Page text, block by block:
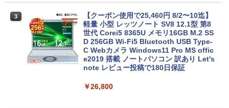
3
【クーポン使用で25,460円 8/2〜10迄】
軽量 小型 レッツノート SV8 12.1型 第8
世代 Corei5 8365U メモリ16GB M.2 SS
D 256GB Wi-Fi5 Bluetooth USB Type-
C Webカメラ Windows11 Pro MS offic
e2019 搭載 ノートパソコン 訳あり Let's
note レビュー投稿で180日保証
￥26,800